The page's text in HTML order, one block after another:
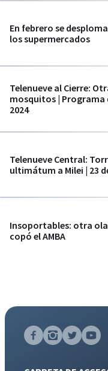
En febrero se
los supermercados
Telenueve al Cierre:
mosquitos | Programa
2024
Telenueve Central:
ultimátum a Milei | 23
Insoportables: otra
copó el AMBA